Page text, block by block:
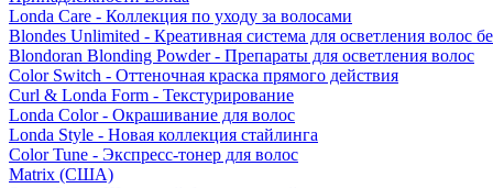
Londa Care - Коллекция по уходу за волосами
Blondes Unlimited - Креативная система для осветления волос
Blondoran Blonding Powder - Препараты для осветления волос
Color Switch - Оттеночная краска прямого действия
Curl & Londa Form - Текстурирование
Londa Color - Окрашивание для волос
Londa Style - Новая коллекция стайлинга
Color Tune - Экспресс-тонер для волос
Matrix (США)